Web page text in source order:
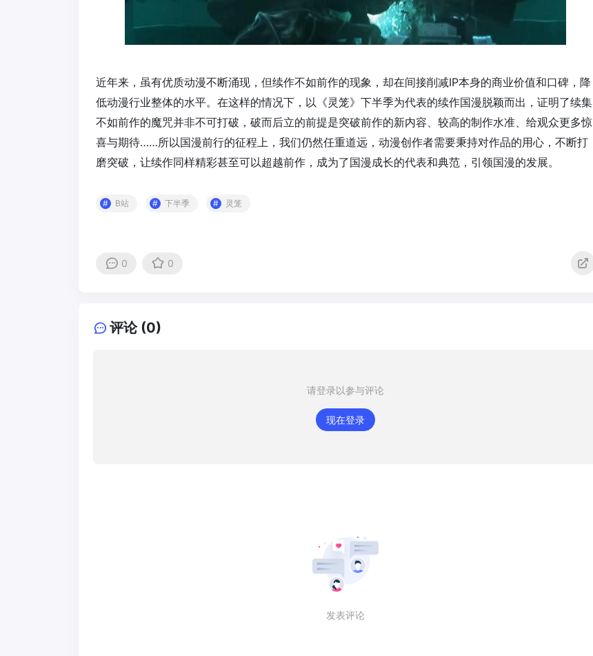
近年来，虽有优质动漫不断涌现，但续作不如前作的现象，却在间接削减IP本身的商业价值和口碑，降
低动漫行业整体的水平。在这样的情况下，以《灵笼》下半季为代表的续作国漫脱颖而出，证明了续集
不如前作的魔咒并非不可打破，破而后立的前提是突破前作的新内容、较高的制作水准、给观众更多惊
喜与期待……所以国漫前行的征程上，我们仍然任重道远，动漫创作者需要秉持对作品的用心，不断打
磨突破，让续作同样精彩甚至可以超越前作，成为了国漫成长的代表和典范，引领国漫的发展。
B站 下半季 灵笼
0 0
评论 (0)
请登录以参与评论
现在登录
发表评论